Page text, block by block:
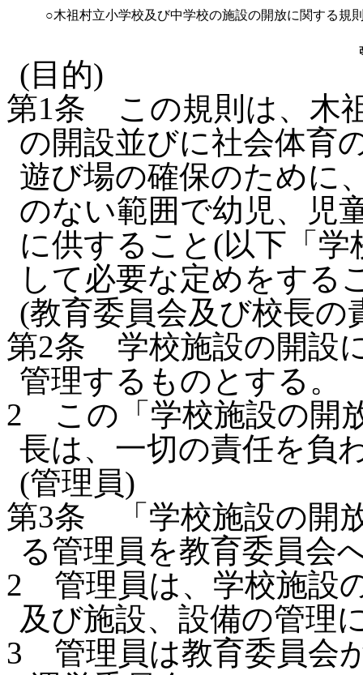
○木祖村立小学校及び中学校の施設の開放に関する規
(目的)
第1条 この規則は、木
の開設並びに社会体育
遊び場の確保のために
のない範囲で幼児、児
に供すること(以下「
して必要な定めをする
(教育委員会及び校長の
第2条 学校施設の開設
管理するものとする。
2 この「学校施設の開
長は、一切の責任を負
(管理員)
第3条
「学校施設の
る管理員を教育委員会
2 管理員は、学校施設
及び施設、設備の管理
3 管理員は教育委員会